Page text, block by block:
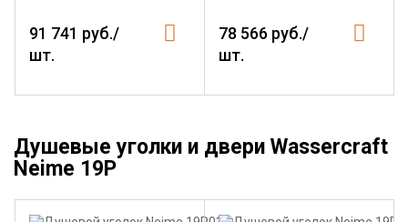
91 741 руб./
шт.
78 566 руб./
шт.
Душевые уголки и двери Wassercraft
Neime 19P